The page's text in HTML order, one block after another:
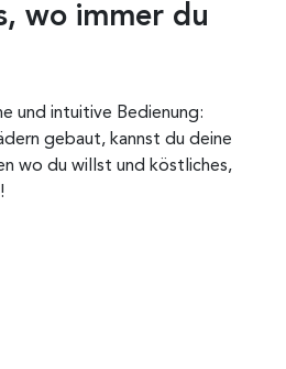
wo immer du
und intuitive Bedienung:
gebaut, kannst du deine
wo du willst und köstliches,